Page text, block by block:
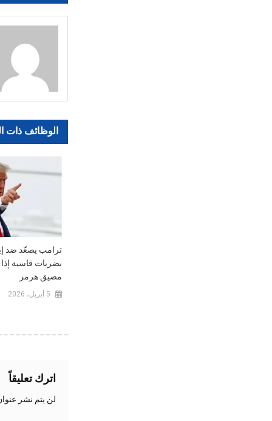
المقالات
الوظائف ذات
ترامب يصعّد ضد
بضربات قاسية
مضيق هرمز
5 أبريل، 2026
اترك تعليقاً
لن يتم نشر